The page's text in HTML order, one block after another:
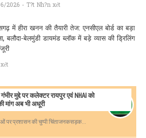
2026 - T?t Nh?n xét
में हीरा खनन की तैयारी तेज: एनसीएल बोर्ड का बड़ा
बलौदा-बेलमुंडी डायमंड ब्लॉक में बड़े व्यास की ड्रिलिंग
मुद्दे पर कलेक्टर रायपुर एवं NHAI को
मांग अब भी अधूरी
पर प्रशासन की चुप्पी चिंताजनकसड़क...